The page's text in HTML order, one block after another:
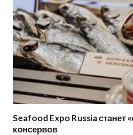
Seafood Expo Russia
консервов